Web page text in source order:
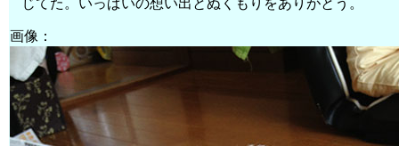
じてた。いっぱいの想い出とぬくもりをありがとう。
画像：